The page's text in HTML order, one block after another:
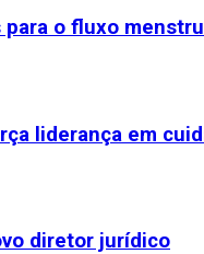
o fluxo
liderança em
diretor jurídico